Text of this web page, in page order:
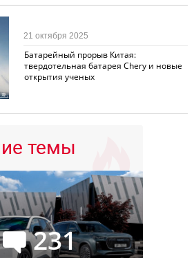
Батарейный прорыв Китая:
твердотельная батарея Chery и новые
открытия ученых
21 октября 2025
темы
231